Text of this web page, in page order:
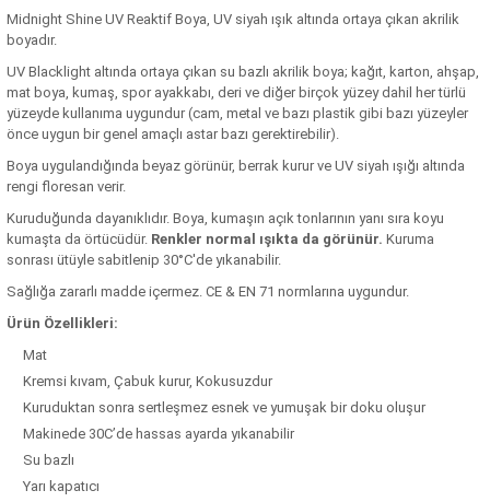
Midnight Shine UV Reaktif Boya, UV siyah ışık altında ortaya çıkan akrilik
boyadır.
UV Blacklight altında ortaya çıkan su bazlı akrilik boya; kağıt, karton, ahşap,
mat boya, kumaş, spor ayakkabı, deri ve diğer birçok yüzey dahil her türlü
yüzeyde kullanıma uygundur (cam, metal ve bazı plastik gibi bazı yüzeyler
önce uygun bir genel amaçlı astar bazı gerektirebilir).
Boya uygulandığında beyaz görünür, berrak kurur ve UV siyah ışığı altında
rengi floresan verir.
Kuruduğunda dayanıklıdır. Boya, kumaşın açık tonlarının yanı sıra koyu
kumaşta da örtücüdür. Renkler normal ışıkta da görünür. Kuruma
sonrası ütüyle sabitlenip 30°C'de yıkanabilir.
Sağlığa zararlı madde içermez. CE & EN 71 normlarına uygundur.
Ürün Özellikleri:
Mat
Kremsi kıvam, Çabuk kurur, Kokusuzdur
Kuruduktan sonra sertleşmez esnek ve yumuşak bir doku oluşur
Makinede 30C’de hassas ayarda yıkanabilir
Su bazlı
Yarı kapatıcı